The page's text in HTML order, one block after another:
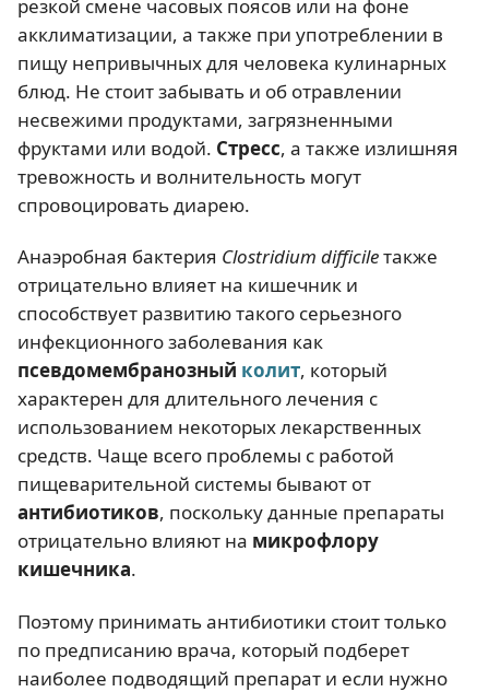
резкой смене часовых поясов или на фоне
акклиматизации, а также при употреблении в
пищу непривычных для человека кулинарных
блюд. Не стоит забывать и об отравлении
несвежими продуктами, загрязненными
фруктами или водой. Стресс, а также излишняя
тревожность и волнительность могут
спровоцировать диарею.
Анаэробная бактерия Clostridium difficileтакже
отрицательно влияет на кишечник и
способствует развитию такого серьезного
инфекционного заболевания как
псевдомембранозный колит, который
характерен для длительного лечения с
использованием некоторых лекарственных
средств. Чаще всего проблемы с работой
пищеварительной системы бывают от
антибиотиков, поскольку данные препараты
отрицательно влияют на микрофлору
кишечника.
Поэтому принимать антибиотики стоит только
по предписанию врача, который подберет
наиболее подводящий препарат и если нужно